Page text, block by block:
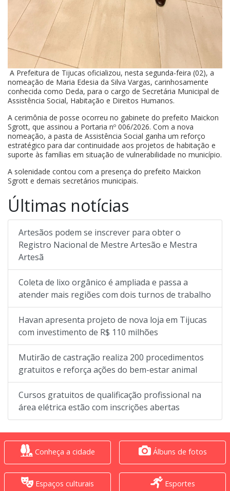
A Prefeitura de Tijucas oficializou, nesta segunda-feira (02), a
nomeação de Maria Edesia da Silva Vargas, carinhosamente
conhecida como Deda, para o cargo de Secretária Municipal de
Assistência Social, Habitação e Direitos Humanos.
A cerimônia de posse ocorreu no gabinete do prefeito Maickon
Sgrott, que assinou a Portaria nº 006/2026. Com a nova
nomeação, a pasta de Assistência Social ganha um reforço
estratégico para dar continuidade aos projetos de habitação e
suporte às famílias em situação de vulnerabilidade no município.
A solenidade contou com a presença do prefeito Maickon
Sgrott e demais secretários municipais.
Últimas notícias
Artesãos podem se inscrever para obter o
Registro Nacional de Mestre Artesão e Mestra
Artesã
Coleta de lixo orgânico é ampliada e passa a
atender mais regiões com dois turnos de trabalho
Havan apresenta projeto de nova loja em Tijucas
com investimento de R$ 110 milhões
Mutirão de castração realiza 200 procedimentos
gratuitos e reforça ações do bem-estar animal
Cursos gratuitos de qualificação profissional na
área elétrica estão com inscrições abertas
Conheça a cidade Álbuns de fotos
Espaços culturais Esportes